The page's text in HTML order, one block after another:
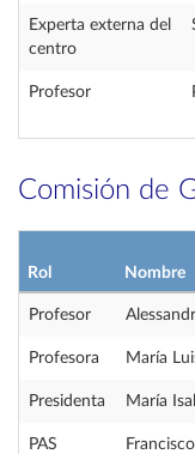
Experta externa del
centro
Profesor
Comisión de
Rol Nombre
Profesor
Profesora María
Presidenta María
PAS
Francisco